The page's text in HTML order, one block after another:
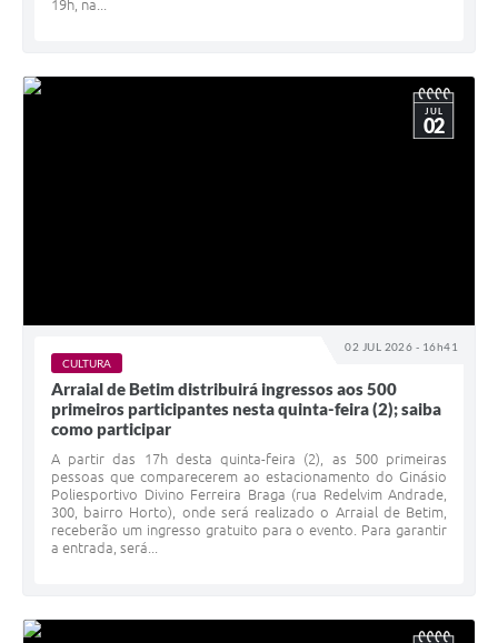
19h, na...
02 JUL 2026 - 16h41
JUL
02
CULTURA
Arraial de Betim distribuirá ingressos aos 500
primeiros participantes nesta quinta-feira (2); saiba
como participar
A partir das 17h desta quinta-feira (2), as 500 primeiras
pessoas que comparecerem ao estacionamento do Ginásio
Poliesportivo Divino Ferreira Braga (rua Redelvim Andrade,
300, bairro Horto), onde será realizado o Arraial de Betim,
receberão um ingresso gratuito para o evento. Para garantir
a entrada, será...